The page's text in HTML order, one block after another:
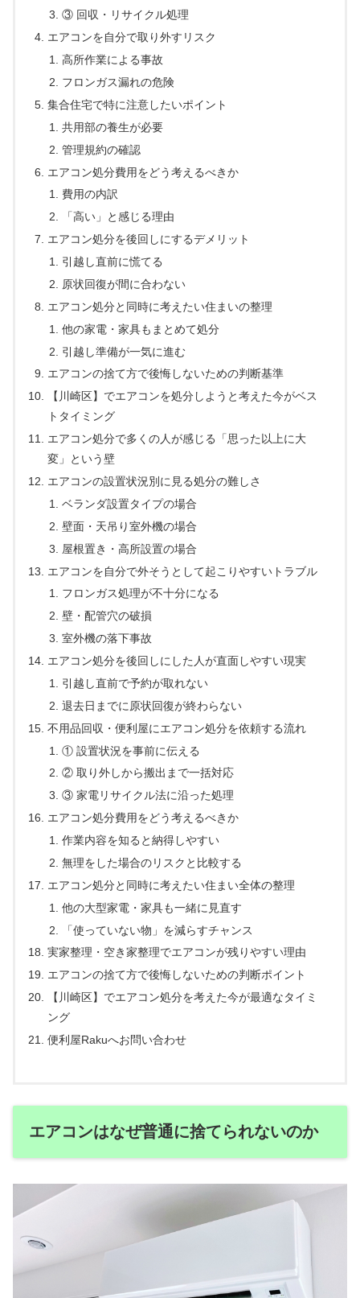
③ 回収・リサイクル処理
エアコンを自分で取り外すリスク
高所作業による事故
フロンガス漏れの危険
集合住宅で特に注意したいポイント
共用部の養生が必要
管理規約の確認
エアコン処分費用をどう考えるべきか
費用の内訳
「高い」と感じる理由
エアコン処分を後回しにするデメリット
引越し直前に慌てる
原状回復が間に合わない
エアコン処分と同時に考えたい住まいの整理
他の家電・家具もまとめて処分
引越し準備が一気に進む
エアコンの捨て方で後悔しないための判断基準
【川崎区】でエアコンを処分しようと考えた今がベス
トタイミング
エアコン処分で多くの人が感じる「思った以上に大
変」という壁
エアコンの設置状況別に見る処分の難しさ
ベランダ設置タイプの場合
壁面・天吊り室外機の場合
屋根置き・高所設置の場合
エアコンを自分で外そうとして起こりやすいトラブル
フロンガス処理が不十分になる
壁・配管穴の破損
室外機の落下事故
エアコン処分を後回しにした人が直面しやすい現実
引越し直前で予約が取れない
退去日までに原状回復が終わらない
不用品回収・便利屋にエアコン処分を依頼する流れ
① 設置状況を事前に伝える
② 取り外しから搬出まで一括対応
③ 家電リサイクル法に沿った処理
エアコン処分費用をどう考えるべきか
作業内容を知ると納得しやすい
無理をした場合のリスクと比較する
エアコン処分と同時に考えたい住まい全体の整理
他の大型家電・家具も一緒に見直す
「使っていない物」を減らすチャンス
実家整理・空き家整理でエアコンが残りやすい理由
エアコンの捨て方で後悔しないための判断ポイント
【川崎区】でエアコン処分を考えた今が最適なタイミ
ング
便利屋Rakuへお問い合わせ
エアコンはなぜ普通に捨てられないのか